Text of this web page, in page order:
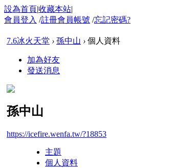
設為首頁|收藏本站|
會員登入 /註冊會員帳號 /忘記密碼?
7.6冰火天堂 › 孫中山 › 個人資料
加為好友
發送消息
孫中山
https://icefire.wenfa.tw/?18853
主題
個人資料